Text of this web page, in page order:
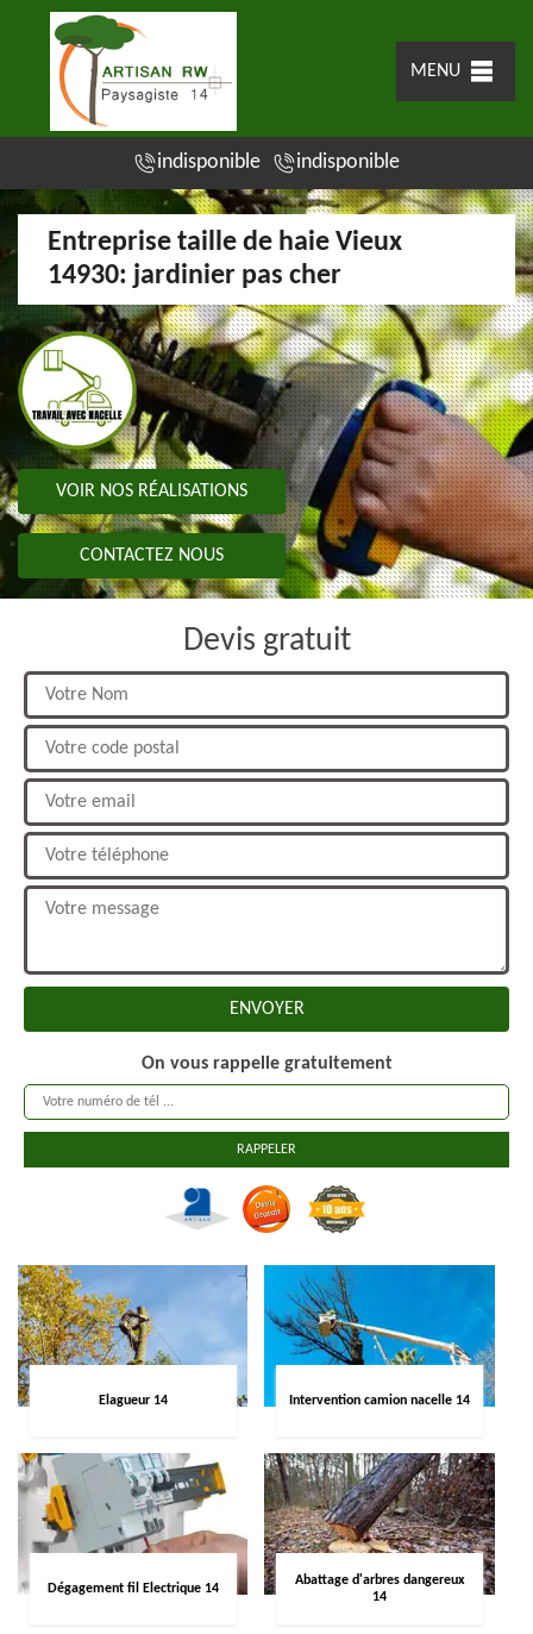
MENU
indisponible indisponible
Entreprise taille de haie Vieux
14930: jardinier pas cher
VOIR NOS RÉALISATIONS
CONTACTEZ NOUS
Devis gratuit
On vous rappelle gratuitement
Elagueur 14 Intervention camion nacelle 14
Dégagement fil Electrique 14
Abattage d'arbres dangereux
14